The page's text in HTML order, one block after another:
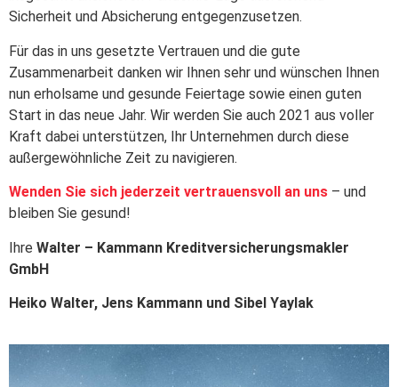
Sicherheit und Absicherung entgegenzusetzen.
Für das in uns gesetzte Vertrauen und die gute
Zusammenarbeit danken wir Ihnen sehr und wünschen Ihnen
nun erholsame und gesunde Feiertage sowie einen guten
Start in das neue Jahr. Wir werden Sie auch 2021 aus voller
Kraft dabei unterstützen, Ihr Unternehmen durch diese
außergewöhnliche Zeit zu navigieren.
Wenden Sie sich jederzeit vertrauensvoll an uns – und
bleiben Sie gesund!
Ihre Walter – Kammann Kreditversicherungsmakler
GmbH
Heiko Walter, Jens Kammann und Sibel Yaylak